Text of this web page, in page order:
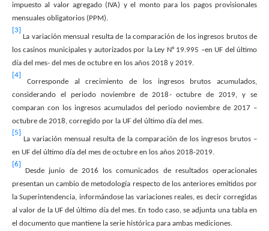
impuesto al valor agregado (IVA) y el monto para los pagos provisionales
mensuales obligatorios (PPM).
[3]
La variación mensual resulta de la comparación de los ingresos brutos de
los casinos municipales y autorizados por la Ley N° 19.995 –en UF del último
día del mes- del mes de octubre en los años 2018 y 2019.
[4]
Corresponde al crecimiento de los ingresos brutos acumulados,
considerando el periodo noviembre de 2018- octubre de 2019, y se
comparan con los ingresos acumulados del periodo noviembre de 2017 –
octubre de 2018, corregido por la UF del último día del mes.
[5]
La variación mensual resulta de la comparación de los ingresos brutos –
en UF del último día del mes de octubre en los años 2018-2019.
[6]
Desde junio de 2016 los comunicados de resultados operacionales
presentan un cambio de metodología respecto de los anteriores emitidos por
la Superintendencia, informándose las variaciones reales, es decir corregidas
al valor de la UF del último día del mes. En todo caso, se adjunta una tabla en
el documento que mantiene la serie histórica para ambas mediciones.